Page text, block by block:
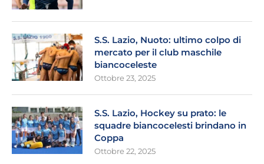
S.S. Lazio, Nuoto: ultimo colpo di
mercato per il club maschile
biancoceleste
Ottobre 23, 2025
S.S. Lazio, Hockey su prato: le
squadre biancocelesti brindano in
Coppa
Ottobre 22, 2025